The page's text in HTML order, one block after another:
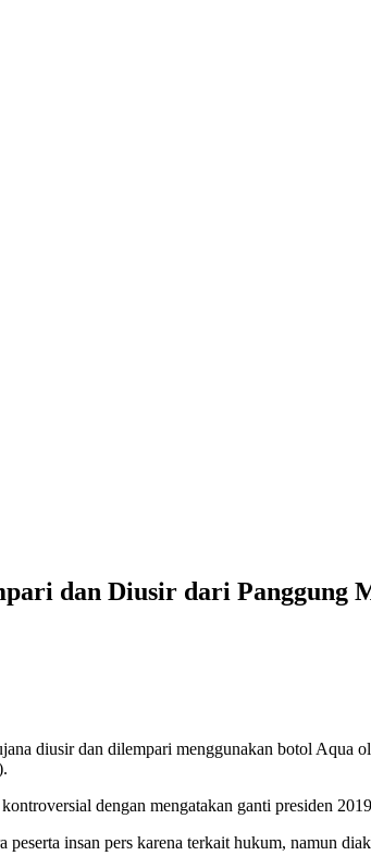
dan Diusir dari Panggung
diusir dan dilempari menggunakan botol Aqua
dengan mengatakan ganti presiden
insan pers karena terkait hukum, namun